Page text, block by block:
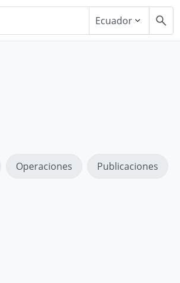
Ecuador
Operaciones Publicaciones